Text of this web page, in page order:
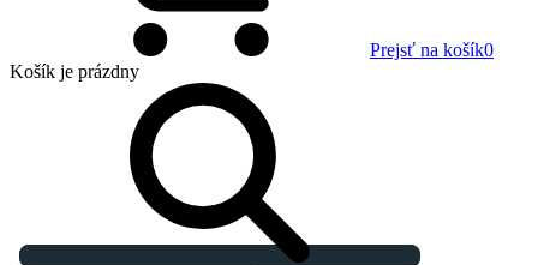
Prejsť na košík0
Košík je prázdny